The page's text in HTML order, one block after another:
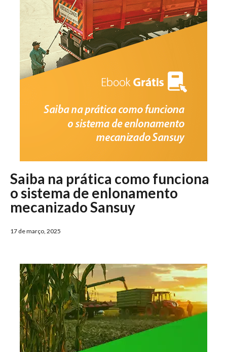
Saiba na prática como funciona
o sistema de enlonamento
mecanizado Sansuy
17 de março, 2025